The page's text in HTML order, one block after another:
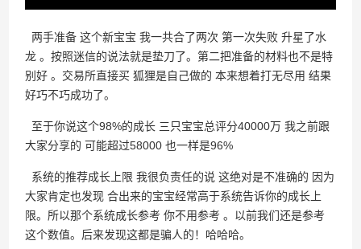
两手准备 这个新宝宝 我一共合了两次 第一次失败 升星了水
龙 。按照迷信的说法就是垫刀了。第二把准备的材料也不是特
别好 。交易所直接买 狐狸是自己做的 本来想着打无尽用 结果
好巧不巧成功了。
至于你说这个98%的成长 三只宝宝总评分40000万 我之前跟
大家分享的 可能超过58000 也一样是96%
系统的推荐成长上限 我很负责任的说 这绝对是不准确的 因为
大家肯定也发现 合出来的宝宝经常高于系统告诉你的成长上
限。所以那个系统成长参考 你不用参考 。以前我们还是参考
这个数值。后来发现这都是骗人的！哈哈哈。